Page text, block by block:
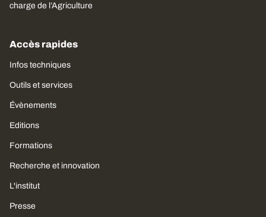
charge de l’Agriculture
Accès rapides
Infos techniques
Outils et services
Évènements
Editions
Formations
Recherche et innovation
L'institut
Presse